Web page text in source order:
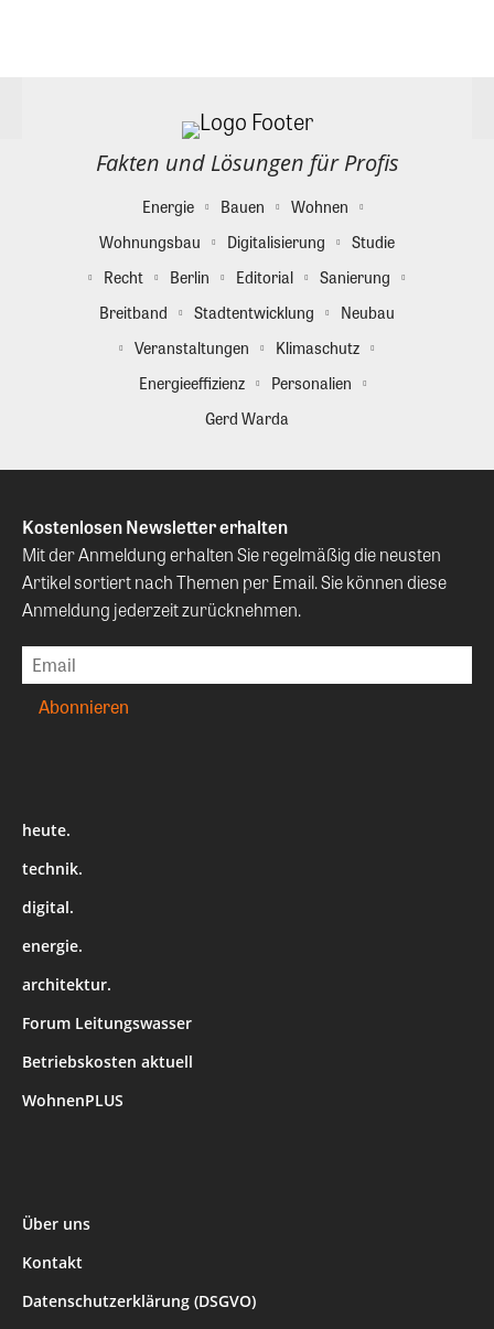
Fakten und Lösungen für Profis
Energie Bauen
Wohnen
Wohnungsbau
Digitalisierung
Studie
Recht
Berlin Editorial
Sanierung
Breitband
Stadtentwicklung
Neubau
Veranstaltungen
Klimaschutz
Energieeffizienz
Personalien
Gerd Warda
Kostenlosen Newsletter erhalten
Mit der Anmeldung erhalten Sie regelmäßig die neusten
Artikel sortiert nach Themen per Email. Sie können diese
Anmeldung jederzeit zurücknehmen.
heute.
technik.
digital.
energie.
architektur.
Forum Leitungswasser
Betriebskosten aktuell
WohnenPLUS
Über uns
Kontakt
Datenschutzerklärung (DSGVO)